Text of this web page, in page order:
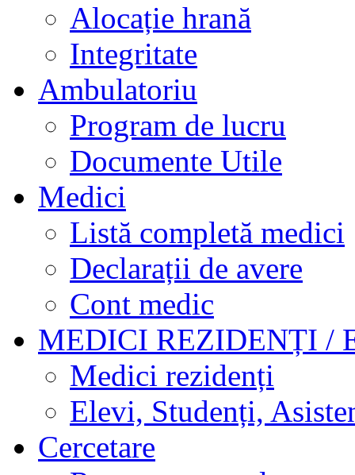
Alocație hrană
Integritate
Ambulatoriu
Program de lucru
Documente Utile
Medici
Listă completă medici
Declarații de avere
Cont medic
MEDICI REZIDENȚI /
Medici rezidenți
Elevi, Studenți,
Cercetare